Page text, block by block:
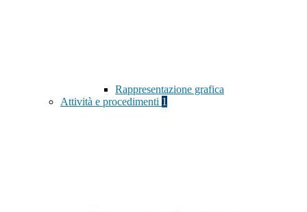
Rappresentazione grafica
Attività e procedimenti 1